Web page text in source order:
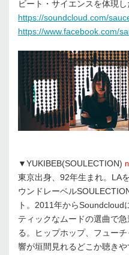
ビート・サイエンスを体現し
https://soundcloud.com/
https://www.facebook.com/
▼YUKIBEB(SOULECTION)
東京出身、92年生まれ。LA
ウンドレーベル
ト。2011年からSoundcloud
ティックなムードの選曲で
る。ヒップホップ、フュー
響が垣間見れるどこか聴き